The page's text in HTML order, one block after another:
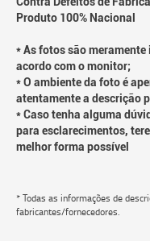
Produto 100% Nacional
* As fotos são
acordo com o monitor;
* O ambiente da foto é
atentamente a descrição
* Caso tenha alguma
para esclarecimentos,
melhor forma possível
* Todas as informações de
fabricantes/fornecedores.